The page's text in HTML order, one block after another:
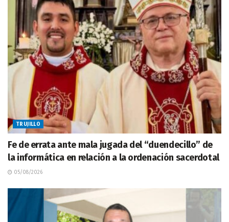
TRUJILLO
Fe de errata ante mala jugada del “duendecillo” de
la informática en relación a la ordenación sacerdotal
05/08/2026